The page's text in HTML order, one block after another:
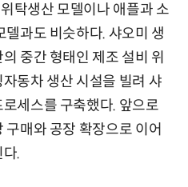
탁생산 모델이나 애플과 소
델과도 비슷하다. 샤오미 생
중간 형태인 제조 설비 위
동차 생산 시설을 빌려 샤
세스를 구축했다. 앞으로
매와 공장 확장으로 이어
.